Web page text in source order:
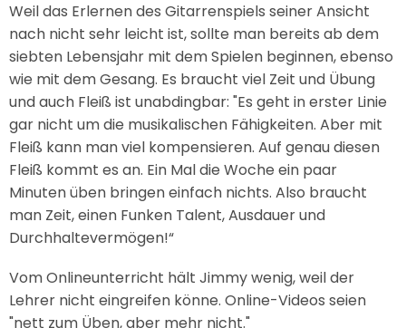
Weil das Erlernen des Gitarrenspiels seiner Ansicht
nach nicht sehr leicht ist, sollte man bereits ab dem
siebten Lebensjahr mit dem Spielen beginnen, ebenso
wie mit dem Gesang. Es braucht viel Zeit und Übung
und auch Fleiß ist unabdingbar: "Es geht in erster Linie
gar nicht um die musikalischen Fähigkeiten. Aber mit
Fleiß kann man viel kompensieren. Auf genau diesen
Fleiß kommt es an. Ein Mal die Woche ein paar
Minuten üben bringen einfach nichts. Also braucht
man Zeit, einen Funken Talent, Ausdauer und
Durchhaltevermögen!“
Vom Onlineunterricht hält Jimmy wenig, weil der
Lehrer nicht eingreifen könne. Online-Videos seien
"nett zum Üben, aber mehr nicht."